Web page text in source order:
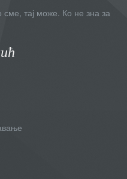
тај може. Ко не зна за